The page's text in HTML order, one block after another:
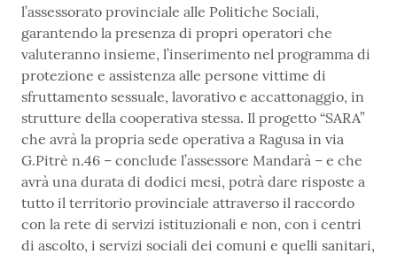
l’assessorato provinciale alle Politiche Sociali,
garantendo la presenza di propri operatori che
valuteranno insieme, l’inserimento nel programma di
protezione e assistenza alle persone vittime di
sfruttamento sessuale, lavorativo e accattonaggio, in
strutture della cooperativa stessa. Il progetto “SARA”
che avrà la propria sede operativa a Ragusa in via
G.Pitrè n.46 – conclude l’assessore Mandarà – e che
avrà una durata di dodici mesi, potrà dare risposte a
tutto il territorio provinciale attraverso il raccordo
con la rete di servizi istituzionali e non, con i centri
di ascolto, i servizi sociali dei comuni e quelli sanitari,